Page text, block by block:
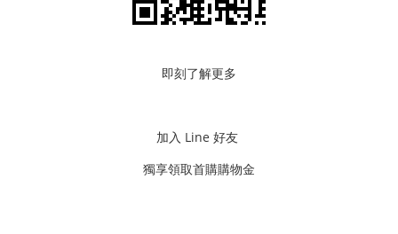
即刻了解更多
加入 Line 好友
獨享領取首購購物金